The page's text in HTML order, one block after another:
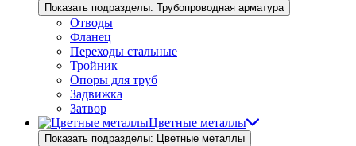
Показать подразделы: Трубопроводная арматура
Отводы
Фланец
Переходы стальные
Тройник
Опоры для труб
Задвижка
Затвор
Цветные металлы
Показать подразделы: Цветные металлы